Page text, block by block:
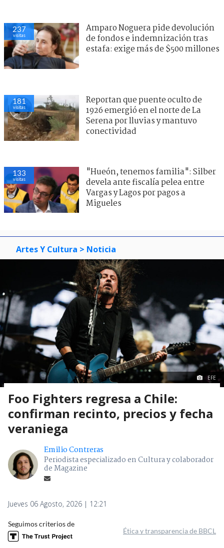
237
visitas
Amparo Noguera pide devolución
de fondos e indemnización tras
estafa: exige más de $500 millones
181
visitas
Reportan que puente oculto de
1926 emergió en el norte de La
Serena por lluvias y mantuvo
conectividad
133
visitas
"Hueón, tenemos familia": Silber
devela ante fiscalía pelea entre
Vargas y Lagos por pagos a
Migueles
Artes Y Cultura > Noticia
EFE
Foo Fighters regresa a Chile:
confirman recinto, precios y fecha
veraniega
Emilio Contreras
Periodista especializado en Cultura y colaborador
de Magazine
Jueves 06 Agosto, 2026 | 12:21
Seguimos criterios de
Ética y transparencia de BBCL